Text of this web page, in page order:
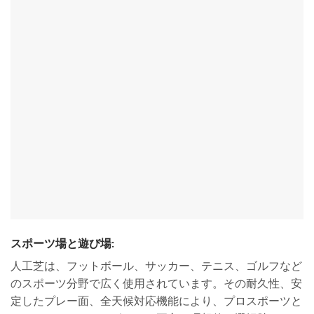
スポーツ場と遊び場:
人工芝は、フットボール、サッカー、テニス、ゴルフなど
のスポーツ分野で広く使用されています。その耐久性、安
定したプレー面、全天候対応機能により、プロスポーツと